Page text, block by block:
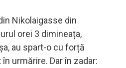
Nikolaigasse din
orei 3 dimineața,
au spart-o cu forță
urmărire. Dar în zadar: